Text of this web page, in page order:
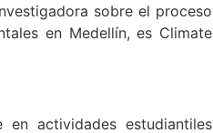
sobre el proceso
en Medellín, es Climate
en actividades estudiantiles